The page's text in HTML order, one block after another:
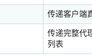
传递客户端
传递完整代
列表